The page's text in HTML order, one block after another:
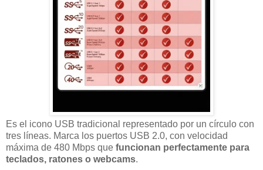
Es el icono USB tradicional representado por un círculo con
tres líneas. Marca los puertos USB 2.0, con velocidad
máxima de 480 Mbps que funcionan perfectamente para
teclados, ratones o webcams.